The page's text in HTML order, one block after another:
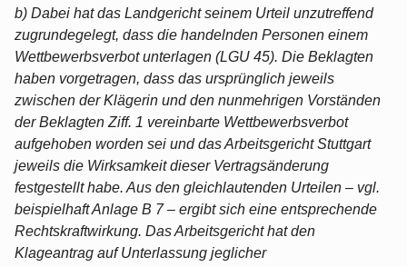
b) Dabei hat das Landgericht seinem Urteil unzutreffend
zugrundegelegt, dass die handelnden Personen einem
Wettbewerbsverbot unterlagen (LGU 45). Die Beklagten
haben vorgetragen, dass das ursprünglich jeweils
zwischen der Klägerin und den nunmehrigen Vorständen
der Beklagten Ziff. 1 vereinbarte Wettbewerbsverbot
aufgehoben worden sei und das Arbeitsgericht Stuttgart
jeweils die Wirksamkeit dieser Vertragsänderung
festgestellt habe. Aus den gleichlautenden Urteilen – vgl.
beispielhaft Anlage B 7 – ergibt sich eine entsprechende
Rechtskraftwirkung. Das Arbeitsgericht hat den
Klageantrag auf Unterlassung jeglicher